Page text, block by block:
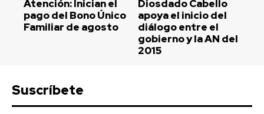
Atención: Inician el
pago del Bono Único
Familiar de agosto
Diosdado Cabello
apoya el inicio del
diálogo entre el
gobierno y la AN del
2015
Suscríbete